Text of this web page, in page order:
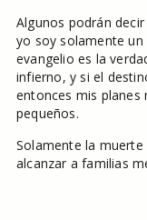
Algunos podrán
yo soy solamente un
evangelio es la
infierno, y si el
entonces mis planes
pequeños.
Solamente la
alcanzar a familias